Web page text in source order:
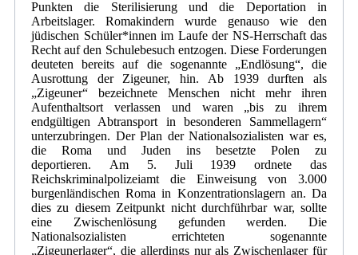
Punkten die Sterilisierung und die Deportation in
Arbeitslager. Romakindern wurde genauso wie den
jüdischen Schüler*innen im Laufe der NS-Herrschaft das
Recht auf den Schulebesuch entzogen. Diese Forderungen
deuteten bereits auf die sogenannte „Endlösung“, die
Ausrottung der Zigeuner, hin. Ab 1939 durften als
„Zigeuner“ bezeichnete Menschen nicht mehr ihren
Aufenthaltsort verlassen und waren „bis zu ihrem
endgültigen Abtransport in besonderen Sammellagern“
unterzubringen. Der Plan der Nationalsozialisten war es,
die Roma und Juden ins besetzte Polen zu
deportieren. Am 5. Juli 1939 ordnete das
Reichskriminalpolizeiamt die Einweisung von 3.000
burgenländischen Roma in Konzentrationslagern an. Da
dies zu diesem Zeitpunkt nicht durchführbar war, sollte
eine Zwischenlösung gefunden werden. Die
Nationalsozialisten errichteten sogenannte
„Zigeunerlager“, die allerdings nur als Zwischenlager für